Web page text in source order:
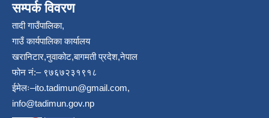
सम्पर्क विवरण
तादी गाउँपालिका,
गाउँ कार्यपालिका कार्यालय
खरानिटार,नुवाकोट,बागमती प्रदेश,नेपाल
फोन नं:– ९७६७२३१९१८
ईमेलः–ito.tadimun@gmail.com,
info@tadimun.gov.np